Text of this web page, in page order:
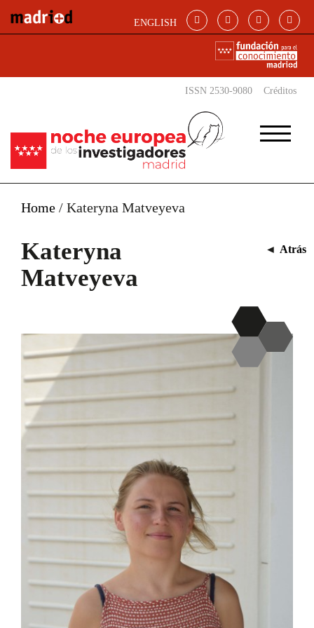
ENGLISH
ISSN 2530-9080 Créditos
Home / Kateryna Matveyeva
Kateryna
Matveyeva
◄ Atrás